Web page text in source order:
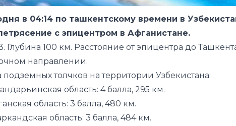
в 04:14 по ташкентскому времени в
с эпицентром в Афганистане.
Глубина 100 км. Расстояние от эпицентра до
направлении.
подземных толчков на территории Узбекистана:
область: 4 балла, 295 км.
область: 3 балла, 480 км.
область: 3 балла, 484 км.